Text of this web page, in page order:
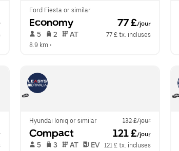
Ford Fiesta or similar
Economy 77 £/jour
5 2 AT
77 £ tx. incluses
8.9 km •
Hyundai Ioniq or similar 132 £/jour
Compact 121 £/jour
5 3 AT EV 121 £ tx. incluses